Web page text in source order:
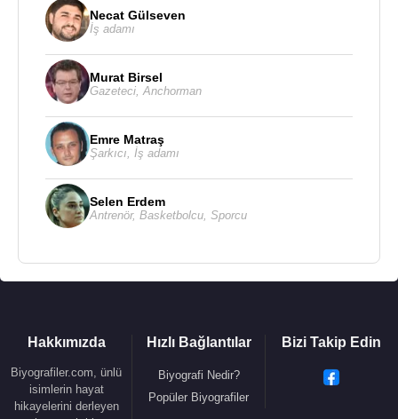
Necat Gülseven
İş adamı
Murat Birsel
Gazeteci Anchorman
Emre Matraş
Şarkıcı İş adamı
Selen Erdem
Antrenör, Basketbolcu Sporcu
Hakkımızda
Biyografiler.com, ünlü
isimlerin hayat
hikayelerini derleyen
Hızlı Bağlantılar
Biyografi Nedir?
Popüler Biyografiler
Bizi Takip Edin